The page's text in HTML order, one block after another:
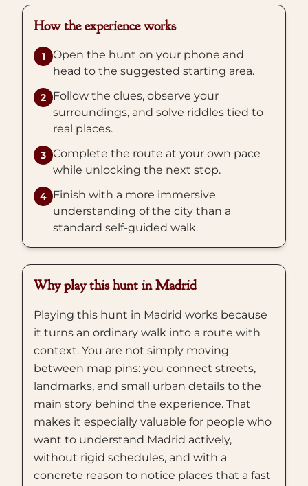
How the experience works
1
Open the hunt on your phone and
head to the suggested starting area.
2
Follow the clues, observe your
surroundings, and solve riddles tied to
real places.
3 Complete the route at your own pace
while unlocking the next stop.
4 Finish with a more immersive
understanding of the city than a
standard self-guided walk.
Why play this hunt in Madrid
Playing this hunt in Madrid works because
it turns an ordinary walk into a route with
context. You are not simply moving
between map pins: you connect streets,
landmarks, and small urban details to the
main story behind the experience. That
makes it especially valuable for people who
want to understand Madrid actively,
without rigid schedules, and with a
concrete reason to notice places that a fast